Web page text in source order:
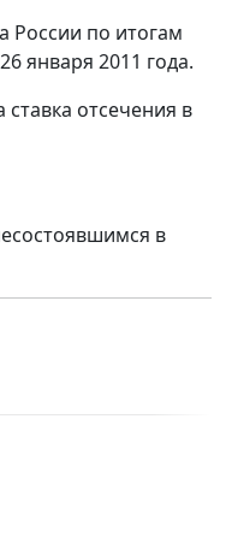
России по итогам
января 2011 года.
отсечения в
в